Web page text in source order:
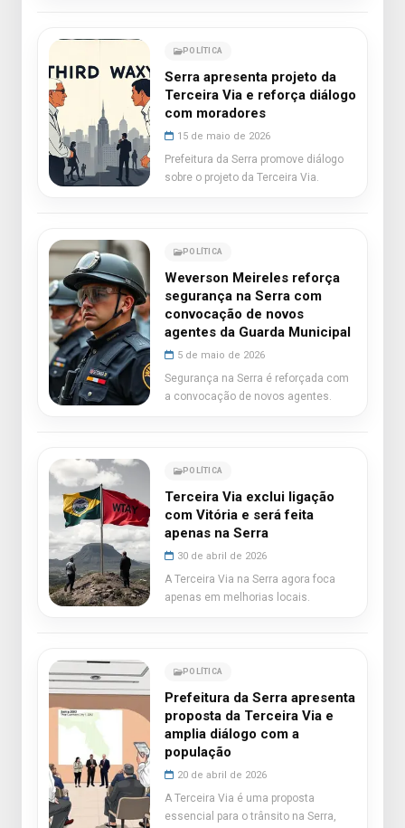
POLÍTICA
Serra apresenta projeto da
Terceira Via e reforça diálogo
com moradores
15 de maio de 2026
Prefeitura da Serra promove diálogo
sobre o projeto da Terceira Via.
POLÍTICA
Weverson Meireles reforça
segurança na Serra com
convocação de novos
agentes da Guarda Municipal
5 de maio de 2026
Segurança na Serra é reforçada com
a convocação de novos agentes.
POLÍTICA
Terceira Via exclui ligação
com Vitória e será feita
apenas na Serra
30 de abril de 2026
A Terceira Via na Serra agora foca
apenas em melhorias locais.
POLÍTICA
Prefeitura da Serra apresenta
proposta da Terceira Via e
amplia diálogo com a
população
20 de abril de 2026
A Terceira Via é uma proposta
essencial para o trânsito na Serra,